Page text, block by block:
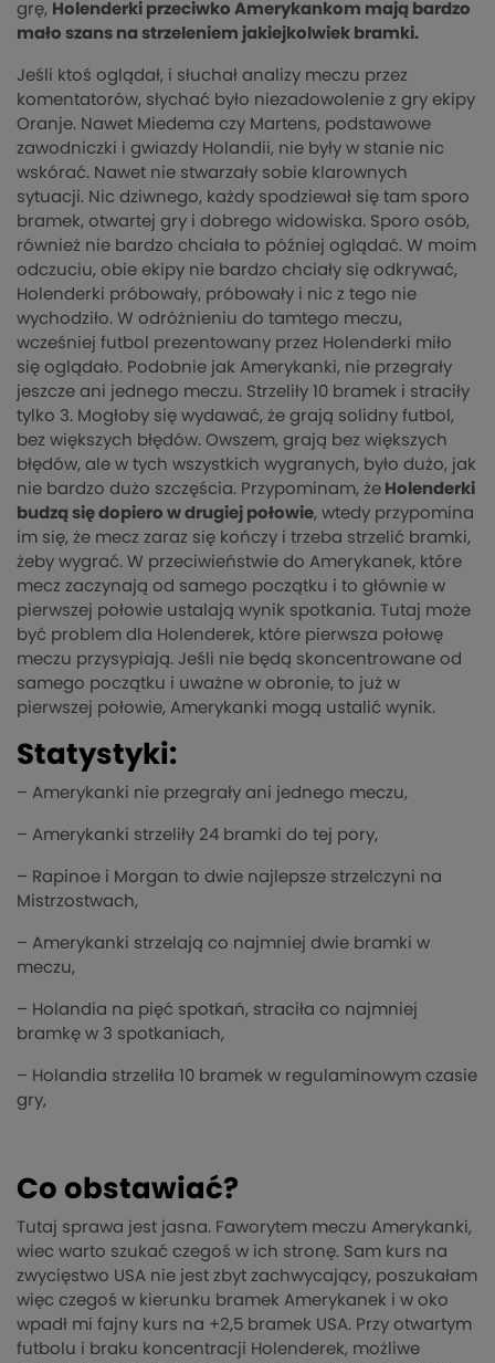
grę, Holenderki przeciwko Amerykankom mają bardzo
mało szans na strzeleniem jakiejkolwiek bramki.
Jeśli ktoś oglądał, i słuchał analizy meczu przez
komentatorów, słychać było niezadowolenie z gry ekipy
Oranje. Nawet Miedema czy Martens, podstawowe
zawodniczki i gwiazdy Holandii, nie były w stanie nic
wskórać. Nawet nie stwarzały sobie klarownych
sytuacji. Nic dziwnego, każdy spodziewał się tam sporo
bramek, otwartej gry i dobrego widowiska. Sporo osób,
również nie bardzo chciała to później oglądać. W moim
odczuciu, obie ekipy nie bardzo chciały się odkrywać,
Holenderki próbowały, próbowały i nic z tego nie
wychodziło. W odróżnieniu do tamtego meczu,
wcześniej futbol prezentowany przez Holenderki miło
się oglądało. Podobnie jak Amerykanki, nie przegrały
jeszcze ani jednego meczu. Strzeliły 10 bramek i straciły
tylko 3. Mogłoby się wydawać, że grają solidny futbol,
bez większych błędów. Owszem, grają bez większych
błędów, ale w tych wszystkich wygranych, było dużo, jak
nie bardzo dużo szczęścia. Przypominam, że Holenderki
budzą się dopiero w drugiej połowie, wtedy przypomina
im się, że mecz zaraz się kończy i trzeba strzelić bramki,
żeby wygrać. W przeciwieństwie do Amerykanek, które
mecz zaczynają od samego początku i to głównie w
pierwszej połowie ustalają wynik spotkania. Tutaj może
być problem dla Holenderek, które pierwsza połowę
meczu przysypiają. Jeśli nie będą skoncentrowane od
samego początku i uważne w obronie, to już w
pierwszej połowie, Amerykanki mogą ustalić wynik.
Statystyki:
– Amerykanki nie przegrały ani jednego meczu,
– Amerykanki strzeliły 24 bramki do tej pory,
– Rapinoe i Morgan to dwie najlepsze strzelczyni na
Mistrzostwach,
– Amerykanki strzelają co najmniej dwie bramki w
meczu,
– Holandia na pięć spotkań, straciła co najmniej
bramkę w 3 spotkaniach,
– Holandia strzeliła 10 bramek w regulaminowym czasie
gry,
Co obstawiać?
Tutaj sprawa jest jasna. Faworytem meczu Amerykanki,
wiec warto szukać czegoś w ich stronę. Sam kurs na
zwycięstwo USA nie jest zbyt zachwycający, poszukałam
więc czegoś w kierunku bramek Amerykanek i w oko
wpadł mi fajny kurs na +2,5 bramek USA. Przy otwartym
futbolu i braku koncentracji Holenderek, możliwe